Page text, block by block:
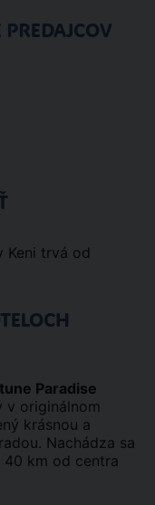
Keni trvá od
Paradise
v originálnom
krásnou a
Nachádza sa
40 km od centra